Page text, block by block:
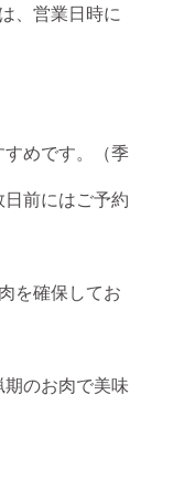
、営業日時に
めです。（季
前にはご予約
を確保してお
のお肉で美味